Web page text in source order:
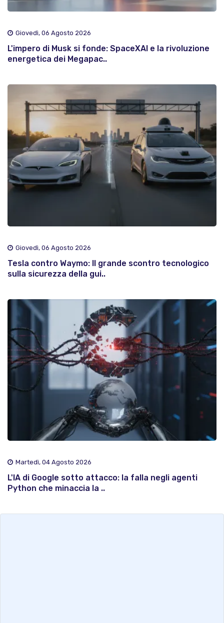
Giovedì, 06 Agosto 2026
L'impero di Musk si fonde: SpaceXAI e la rivoluzione
energetica dei Megapac..
Giovedì, 06 Agosto 2026
Tesla contro Waymo: Il grande scontro tecnologico
sulla sicurezza della gui..
Martedì, 04 Agosto 2026
L'IA di Google sotto attacco: la falla negli agenti
Python che minaccia la ..